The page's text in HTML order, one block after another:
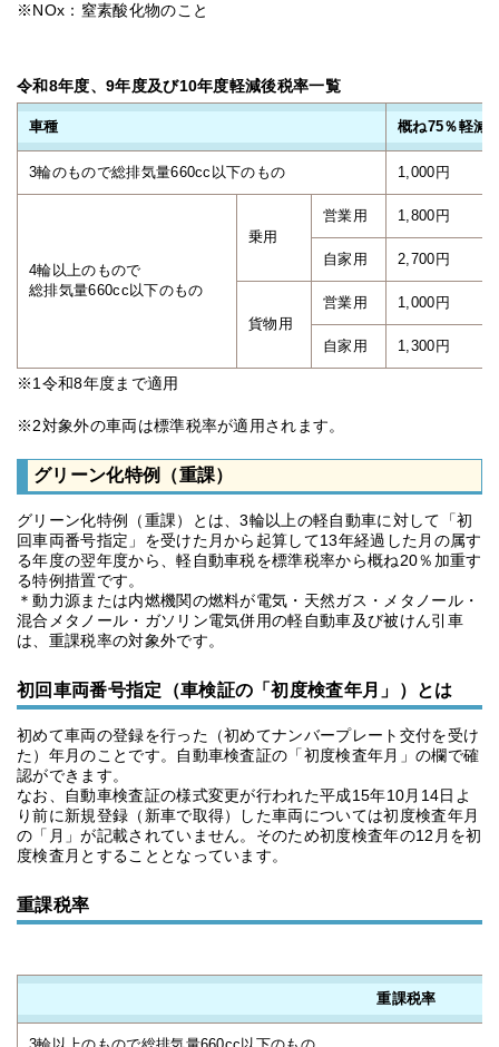
※NOx：窒素酸化物のこと
令和8年度、9年度及び10年度軽減後税率一覧
車種 概ね75％軽減
3輪のもので総排気量660cc以下のもの 1,000円
4輪以上のもので
総排気量660cc以下のもの
乗用
営業用 1,800円
自家用 2,700円
貨物用
営業用 1,000円
自家用 1,300円
※1令和8年度まで適用
※2対象外の車両は標準税率が適用されます。
グリーン化特例（重課）
グリーン化特例（重課）とは、3輪以上の軽自動車に対して「初
回車両番号指定」を受けた月から起算して13年経過した月の属す
る年度の翌年度から、軽自動車税を標準税率から概ね20％加重す
る特例措置です。
＊動力源または内燃機関の燃料が電気・天然ガス・メタノール・
混合メタノール・ガソリン電気併用の軽自動車及び被けん引車
は、重課税率の対象外です。
初回車両番号指定（車検証の「初度検査年月」）とは
初めて車両の登録を行った（初めてナンバープレート交付を受け
た）年月のことです。自動車検査証の「初度検査年月」の欄で確
認ができます。
なお、自動車検査証の様式変更が行われた平成15年10月14日よ
り前に新規登録（新車で取得）した車両については初度検査年月
の「月」が記載されていません。そのため初度検査年の12月を初
度検査月とすることとなっています。
重課税率
重課税率